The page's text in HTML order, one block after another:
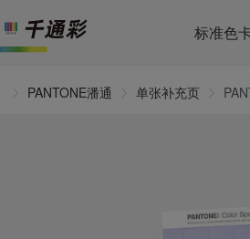
标准色
PANTONE潘通 单张补充页